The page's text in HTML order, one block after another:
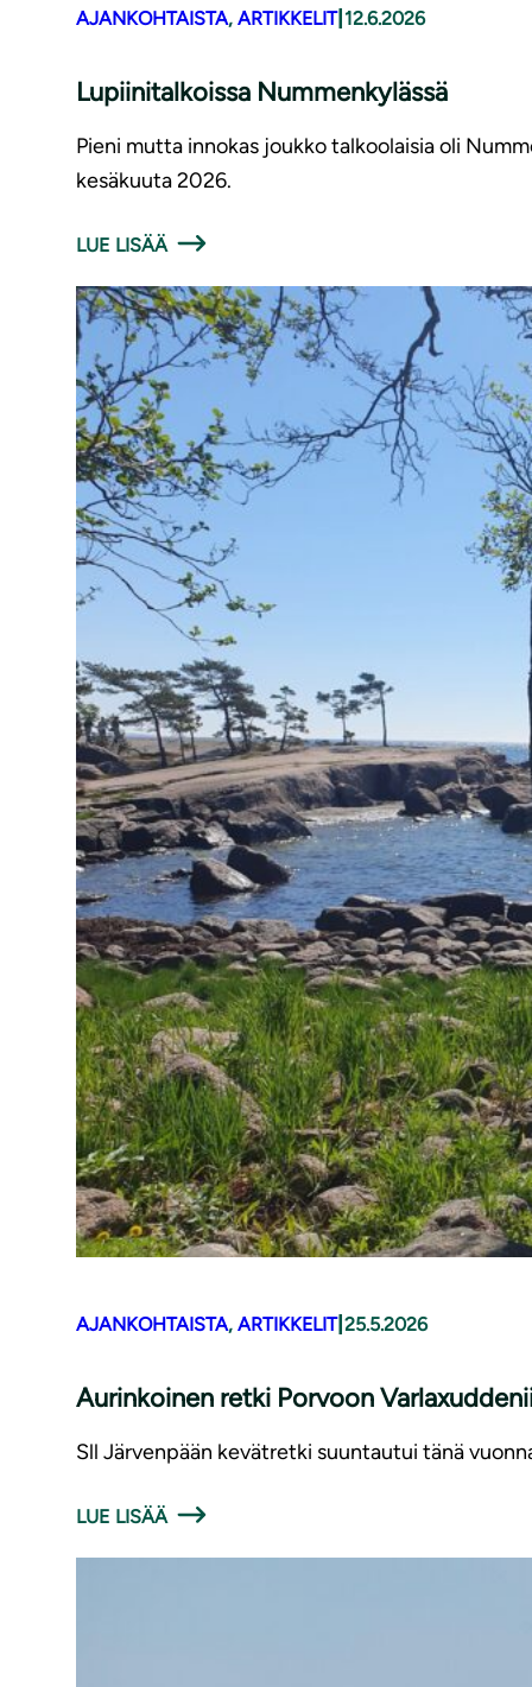
AJANKOHTAISTA, ARTIKKELIT| 12.6.2026
Lupiinitalkoissa Nummenkylässä
Pieni mutta innokas joukko talkoolaisia oli
kesäkuuta 2026.
LUE LISÄÄ
AJANKOHTAISTA, ARTIKKELIT| 25.5.2026
Aurinkoinen retki Porvoon
Sll Järvenpään kevätretki suuntautui tänä
LUE LISÄÄ